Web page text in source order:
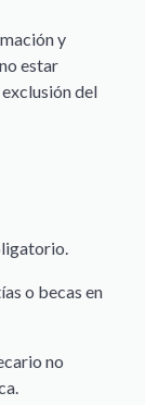
y
estar
del
o becas en
no